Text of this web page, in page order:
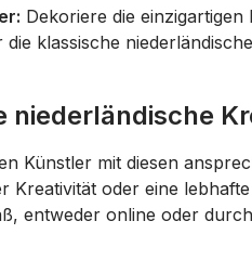
Dekoriere die
klassische
niederländische
Künstler mit diesen
Kreativität oder eine
entweder online oder